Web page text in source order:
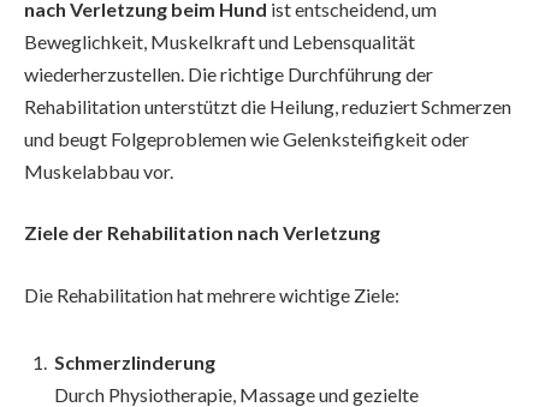
nach Verletzung beim Hund ist entscheidend, um
Beweglichkeit, Muskelkraft und Lebensqualität
wiederherzustellen. Die richtige Durchführung der
Rehabilitation unterstützt die Heilung, reduziert Schmerzen
und beugt Folgeproblemen wie Gelenksteifigkeit oder
Muskelabbau vor.
Ziele der Rehabilitation nach Verletzung
Die Rehabilitation hat mehrere wichtige Ziele:
Schmerzlinderung
Durch Physiotherapie, Massage und gezielte